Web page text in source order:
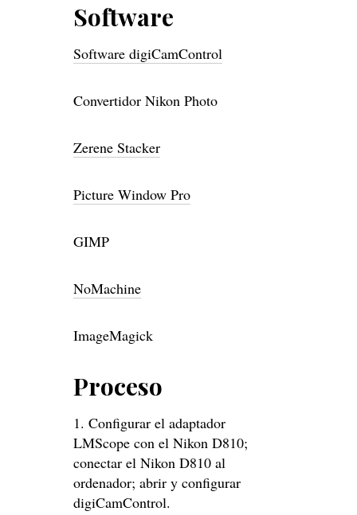
Software
Software digiCamControl
Convertidor Nikon Photo
Zerene Stacker
Picture Window Pro
GIMP
NoMachine
ImageMagick
Proceso
1. Configurar el adaptador
LMScope con el Nikon D810;
conectar el Nikon D810 al
ordenador; abrir y configurar
digiCamControl.